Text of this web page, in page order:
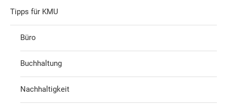
Tipps für KMU
Büro
Buchhaltung
Nachhaltigkeit